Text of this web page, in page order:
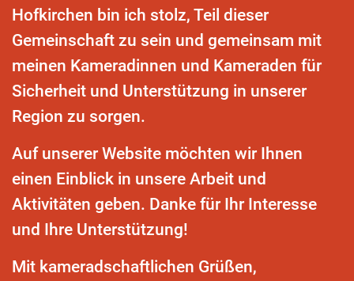
Hofkirchen bin ich stolz, Teil dieser
Gemeinschaft zu sein und gemeinsam mit
meinen Kameradinnen und Kameraden für
Sicherheit und Unterstützung in unserer
Region zu sorgen.
Auf unserer Website möchten wir Ihnen
einen Einblick in unsere Arbeit und
Aktivitäten geben. Danke für Ihr Interesse
und Ihre Unterstützung!
Mit kameradschaftlichen Grüßen,